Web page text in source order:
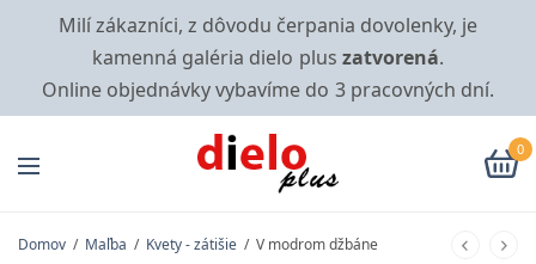
Milí zákazníci, z dôvodu čerpania dovolenky, je
kamenná galéria dielo plus zatvorená.
Online objednávky vybavíme do 3 pracovných dní.
0
Domov / Maľba / Kvety - zátišie / V modrom džbáne